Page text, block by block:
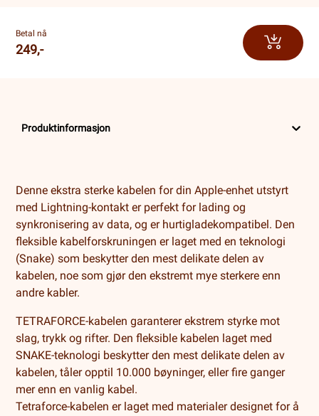
Betal nå
249,-
Produktinformasjon
Denne ekstra sterke kabelen for din Apple-enhet utstyrt
med Lightning-kontakt er perfekt for lading og
synkronisering av data, og er hurtigladekompatibel. Den
fleksible kabelforskruningen er laget med en teknologi
(Snake) som beskytter den mest delikate delen av
kabelen, noe som gjør den ekstremt mye sterkere enn
andre kabler.
TETRAFORCE-kabelen garanterer ekstrem styrke mot
slag, trykk og rifter. Den fleksible kabelen laget med
SNAKE-teknologi beskytter den mest delikate delen av
kabelen, tåler opptil 10.000 bøyninger, eller fire ganger
mer enn en vanlig kabel.
Tetraforce-kabelen er laget med materialer designet for å